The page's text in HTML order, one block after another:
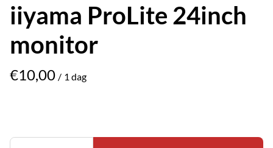
iiyama ProLite 24inch
monitor
/